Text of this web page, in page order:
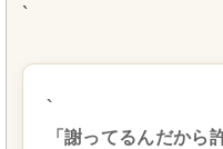
`
`
「謝ってるんだから